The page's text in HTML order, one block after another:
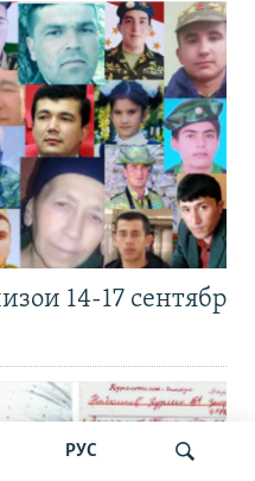
РУС
14-17 сентябр